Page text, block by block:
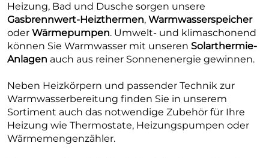
Heizung, Bad und Dusche sorgen unsere
Gasbrennwert-Heizthermen, Warmwasserspeicher
oder Wärmepumpen. Umwelt- und klimaschonend
können Sie Warmwasser mit unseren Solarthermie-
Anlagen auch aus reiner Sonnenenergie gewinnen.
Neben Heizkörpern und passender Technik zur
Warmwasserbereitung finden Sie in unserem
Sortiment auch das notwendige Zubehör für Ihre
Heizung wie Thermostate, Heizungspumpen oder
Wärmemengenzähler.